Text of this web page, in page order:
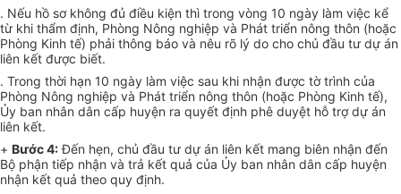
. Nếu hồ sơ không đủ điều kiện thì trong vòng 10 ngày làm việc kể
từ khi thẩm định, Phòng Nông nghiệp và Phát triển nông thôn (hoặc
Phòng Kinh tế) phải thông báo và nêu rõ lý do cho chủ đầu tư dự án
liên kết được biết.
. Trong thời hạn 10 ngày làm việc sau khi nhận được tờ trình của
Phòng Nông nghiệp và Phát triển nông thôn (hoặc Phòng Kinh tế),
Ủy ban nhân dân cấp huyện ra quyết định phê duyệt hỗ trợ dự án
liên kết.
+ Bước 4:Đến hẹn, chủ đầu tư dự án liên kết mang biên nhận đến
Bộ phận tiếp nhận và trả kết quả của Ủy ban nhân dân cấp huyện
nhận kết quả theo quy định.